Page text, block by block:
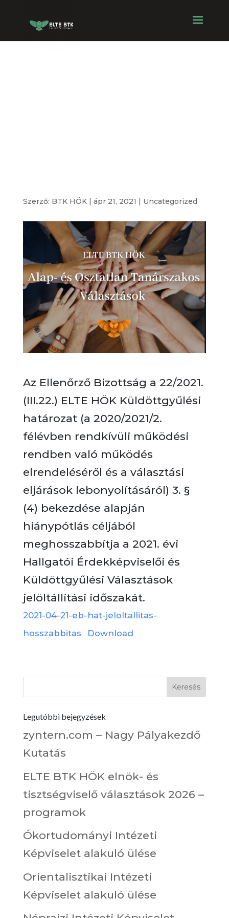
Szerző: BTK HÖK| ápr 21, 2021 | Uncategorized
Az Ellenőrző Bizottság a 22/2021.
(III.22.) ELTE HÖK Küldöttgyűlési
határozat (a 2020/2021/2.
félévben rendkívüli működési
rendben való működés
elrendeléséről és a választási
eljárások lebonyolításáról) 3. §
(4) bekezdése alapján
hiánypótlás céljából
meghosszabbítja a 2021. évi
Hallgatói Érdekképviselői és
Küldöttgyűlési Választások
jelöltállítási időszakát.
2021-04-21-eb-hat-jeloltallitas-
hosszabbitas
Download
Legutóbbi bejegyzések
zyntern.com – Nagy Pályakezdő
Kutatás
ELTE BTK HÖK elnök- és
tisztségviselő választások 2026 –
programok
Ókortudományi Intézeti
Képviselet alakuló ülése
Orientalisztikai Intézeti
Képviselet alakuló ülése